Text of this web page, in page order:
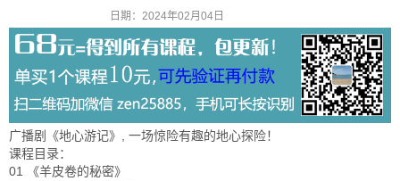
日期：2024年02月04日
广播剧《地心游记》, 一场惊险有趣的地心探险！
课程目录：
01 《羊皮卷的秘密》